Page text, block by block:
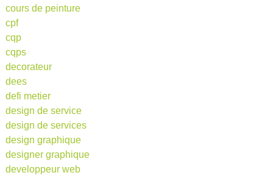
cours de peinture
cpf
cqp
cqps
decorateur
dees
defi metier
design de service
design de services
design graphique
designer graphique
developpeur web